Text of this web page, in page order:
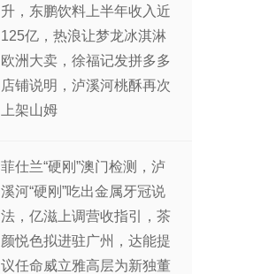
升，东鹏饮料上半年收入近
125亿，热浪让梦龙冰淇淋
欧洲大卖，徐福记发拼多多
店铺说明，泸溪河桃酥再次
上架山姆
菲仕兰“硬刚”澳门检测，泸
溪河“硬刚”吃出金属牙冠说
法，亿滋上调营收指引，茶
颜悦色拟进驻广州，达能提
议任命威立雅高层为新独董